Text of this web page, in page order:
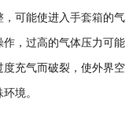
可能使进入手套箱的气
，过高的气体压力可能
充气而破裂，使外界空
境。